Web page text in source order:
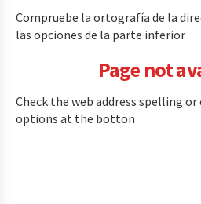
Compruebe la ortografía de la
las opciones de la parte inferior
Page not
Check the web address spelling
options at the botton